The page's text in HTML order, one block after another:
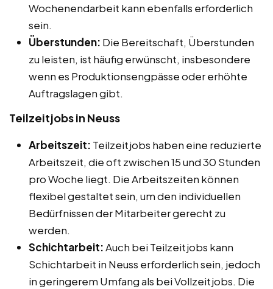
Wochenendarbeit kann ebenfalls erforderlich
sein.
Überstunden: Die Bereitschaft, Überstunden
zu leisten, ist häufig erwünscht, insbesondere
wenn es Produktionsengpässe oder erhöhte
Auftragslagen gibt.
Teilzeitjobs in Neuss
Arbeitszeit: Teilzeitjobs haben eine reduzierte
Arbeitszeit, die oft zwischen 15 und 30 Stunden
pro Woche liegt. Die Arbeitszeiten können
flexibel gestaltet sein, um den individuellen
Bedürfnissen der Mitarbeiter gerecht zu
werden.
Schichtarbeit:Auch bei Teilzeitjobs kann
Schichtarbeit in Neuss erforderlich sein, jedoch
in geringerem Umfang als bei Vollzeitjobs. Die